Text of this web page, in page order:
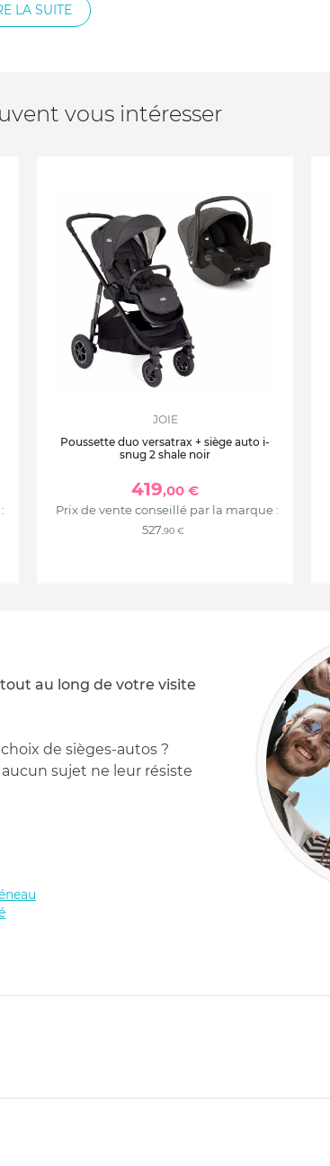
LA SUITE
vous intéresser
JOIE
Poussette duo versatrax + siège auto i-
snug 2 shale noir
419,00 €
Prix de vente conseillé par la marque :
527 ,90 €
au long de votre visite
de sièges-autos ?
sujet ne leur résiste